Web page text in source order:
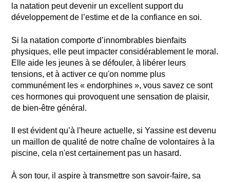
la natation peut devenir un excellent support du
développement de l’estime et de la confiance en soi.
Si la natation comporte d’innombrables bienfaits
physiques, elle peut impacter considérablement le moral.
Elle aide les jeunes à se défouler, à libérer leurs
tensions, et à activer ce qu'on nomme plus
communément les « endorphines », vous savez ce sont
ces hormones qui provoquent une sensation de plaisir,
de bien-être général.
Il est évident qu’à l'heure actuelle, si Yassine est devenu
un maillon de qualité de notre chaîne de volontaires à la
piscine, cela n'est certainement pas un hasard.
À son tour, il aspire à transmettre son savoir-faire, sa